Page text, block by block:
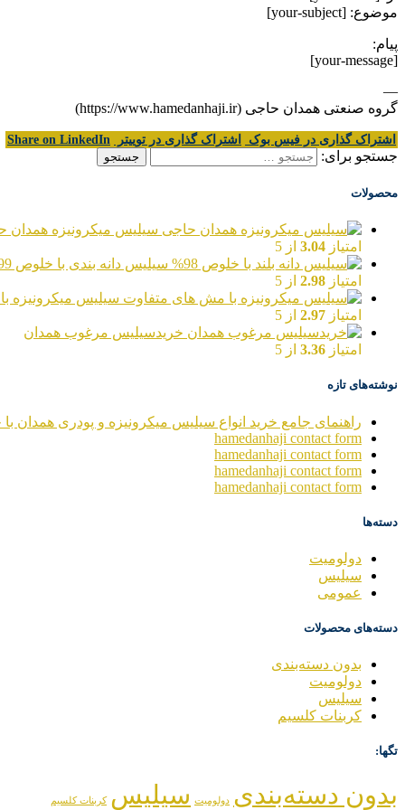
موضوع: [your-subject]
پیام:
[your-message]
—
گروه صنعتی همدان حاجی (https://www.hamedanhaji.ir)
اشتراک گذاری در فیس بوک اشتراک گذاری در توییتر Share on LinkedIn
جستجو برای:
محصولات
سیلیس میکرونیزه همدان
امتیاز 3.04 از 5
سیلیس دانه بندی با خلوص 99%
امتیاز 2.98 از 5
سیلیس میکرونیزه
امتیاز 2.97 از 5
خریدسیلیس مرغوب همدان
امتیاز 3.36 از 5
نوشته‌های تازه
راهنمای جامع خرید انواع سیلیس میکرونیزه و پودری همدان با
hamedanhaji contact form
hamedanhaji contact form
hamedanhaji contact form
hamedanhaji contact form
دسته‌ها
دولومیت
سیلیس
عمومی
دسته‌های محصولات
بدون دسته‌بندی
دولومیت
سیلیس
کربنات کلسیم
تگها:
بدون دسته‌بندی دولومیت سیلیس کربنات کلسیم